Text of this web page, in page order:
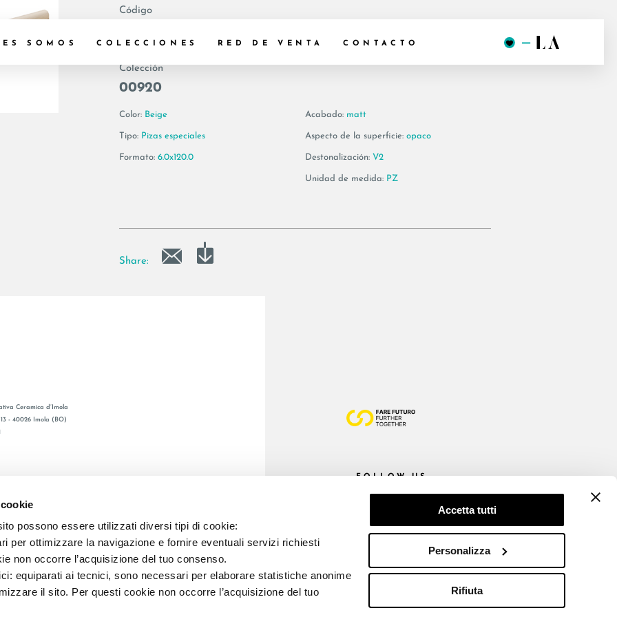
possono essere utilizzati diversi tipi di cookie:
per ottimizzare la navigazione e fornire eventuali servizi richiesti
non occorre l’acquisizione del tuo consenso.
equiparati ai tecnici, sono necessari per elaborare statistiche anonime
il sito. Per questi cookie non occorre l’acquisizione del tuo
Accetta tutti
Personalizza
Rifiuta
SOMOS COLECCIONES RED DE VENTA CONTACTO
Código
Colección
00920
Color: Beige
Tipo: Pizas especiales
Formato: 6.0x120.0
Acabado: matt
Aspecto de la superficie: opaco
Destonalización: V2
Unidad de medida: PZ
Share:
Ceramica d’Imola
- 40026 Imola (BO)
FOLLOW US
E REG. IMPR. BO 00286900378 R.E.A. BO 5545